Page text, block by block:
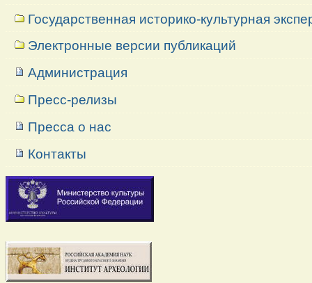
Государственная историко-культурная
Электронные версии публикаций
Администрация
Пресс-релизы
Пресса о нас
Контакты